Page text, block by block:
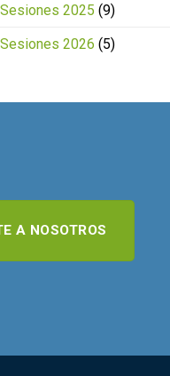
Sesiones 2025 (9)
Sesiones 2026 (5)
A NOSOTROS